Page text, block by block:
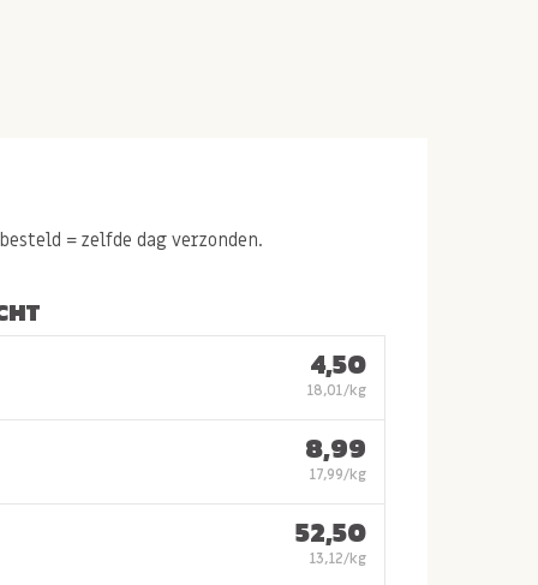
= zelfde dag verzonden.
4,50
18,01/kg
8,99
17,99/kg
52,50
13,12/kg